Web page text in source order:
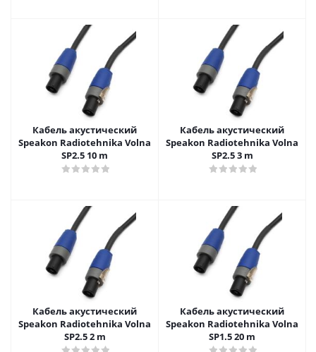
Кабель акустический
Speakon Radiotehnika Volna
SP2.5 10 m
Кабель акустический
Speakon Radiotehnika Volna
SP2.5 3 m
Кабель акустический
Speakon Radiotehnika Volna
SP2.5 2 m
Кабель акустический
Speakon Radiotehnika Volna
SP1.5 20 m